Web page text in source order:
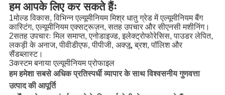
हम आपके लिए कर सकते हैंः
1मोल्ड विकास, विभिन्न एल्यूमीनियम मिश्र धातु ग्रेड में एल्यूमीनियम बैंग
कास्टिंग, एल्यूमीनियम एक्सट्रूज़न, सतह उपचार और सीएनसी मशीनिंग।
2सतह उपचारः मिल समाप्त, एनोडाइज्ड, इलेक्ट्रोफोरेसिस, पाउडर लेपित,
लकड़ी के अनाज, पीवीडीएफ, पीपीजी, अक्ज़ू, ब्रश, पॉलिश और
सैंडब्लास्ट।
3कस्टम बनाया एल्यूमीनियम प्रोफाइल
हम हमेशा सबसे अधिक प्रतिस्पर्धी व्यापार के साथ विश्वसनीय गुणवत्ता
उत्पाद की आपूर्ति